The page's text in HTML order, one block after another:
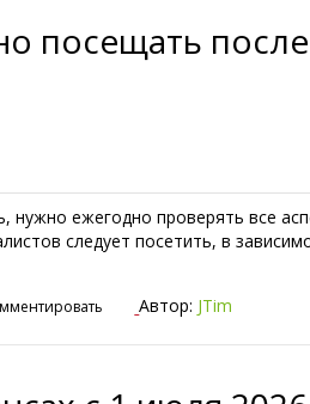
посещать
нужно ежегодно проверять все
следует посетить, в
Автор: JTim